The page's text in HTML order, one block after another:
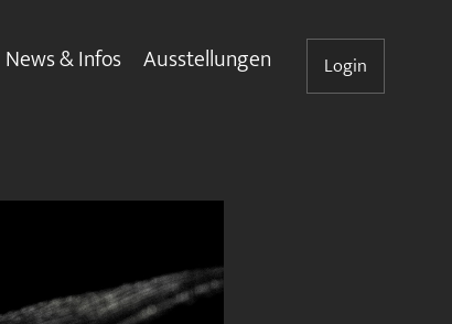
News & Infos Ausstellungen Login